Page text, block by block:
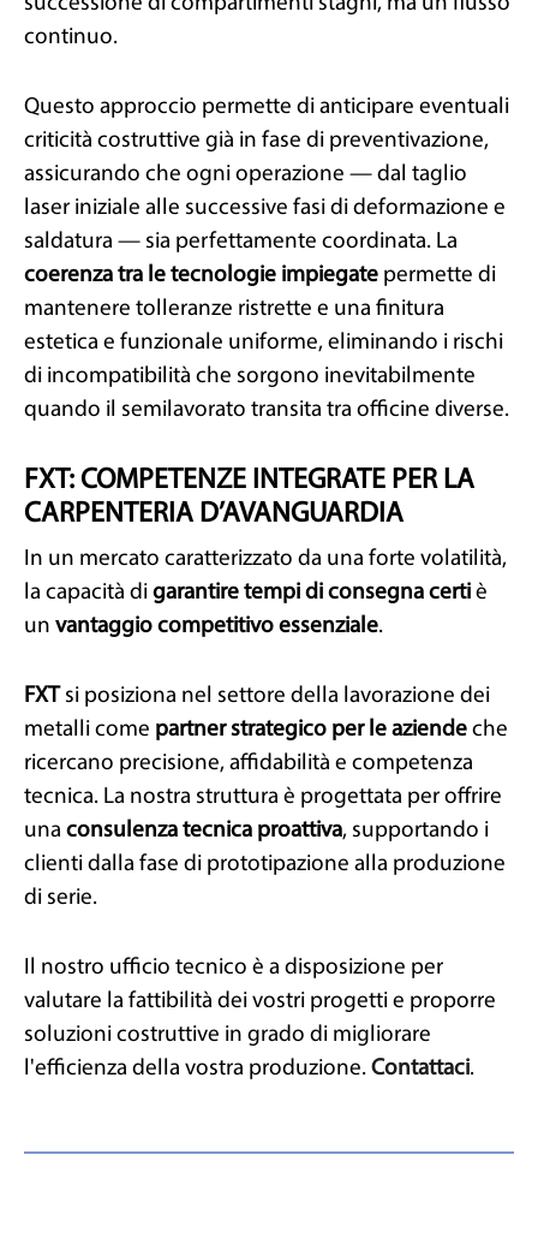
continuo.
Questo approccio permette di anticipare eventuali
criticità costruttive già in fase di preventivazione,
assicurando che ogni operazione — dal taglio
laser iniziale alle successive fasi di deformazione e
saldatura — sia perfettamente coordinata. La
coerenza tra le tecnologie impiegate permette di
mantenere tolleranze ristrette e una finitura
estetica e funzionale uniforme, eliminando i rischi
di incompatibilità che sorgono inevitabilmente
quando il semilavorato transita tra officine diverse.
FXT: COMPETENZE INTEGRATE PER LA
CARPENTERIA D’AVANGUARDIA
In un mercato caratterizzato da una forte volatilità,
la capacità di garantire tempi di consegna certi è
un vantaggio competitivo essenziale.
FXTsi posiziona nel settore della lavorazione dei
metalli come partner strategico per le aziende che
ricercano precisione, affidabilità e competenza
tecnica. La nostra struttura è progettata per offrire
una consulenza tecnica proattiva, supportando i
clienti dalla fase di prototipazione alla produzione
di serie.
Il nostro ufficio tecnico è a disposizione per
valutare la fattibilità dei vostri progetti e proporre
soluzioni costruttive in grado di migliorare
l'efficienza della vostra produzione. Contattaci.